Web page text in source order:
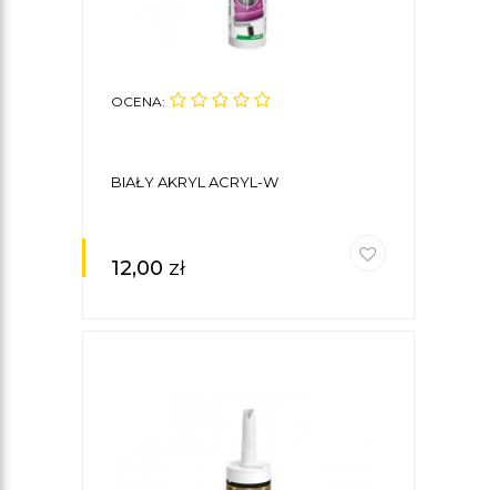
OCENA:
BIAŁY AKRYL ACRYL-W
12,00 zł